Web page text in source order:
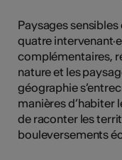
Paysages
quatre
complémentaires,
nature et les
géographie
manières d’habiter
de raconter les
bouleversements